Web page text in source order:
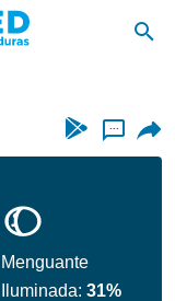
...
Menguante
Iluminada:31%